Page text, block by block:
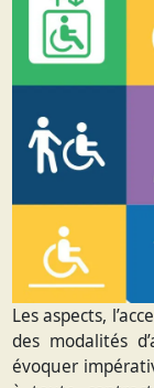
Les aspects,
des modalités
évoquer